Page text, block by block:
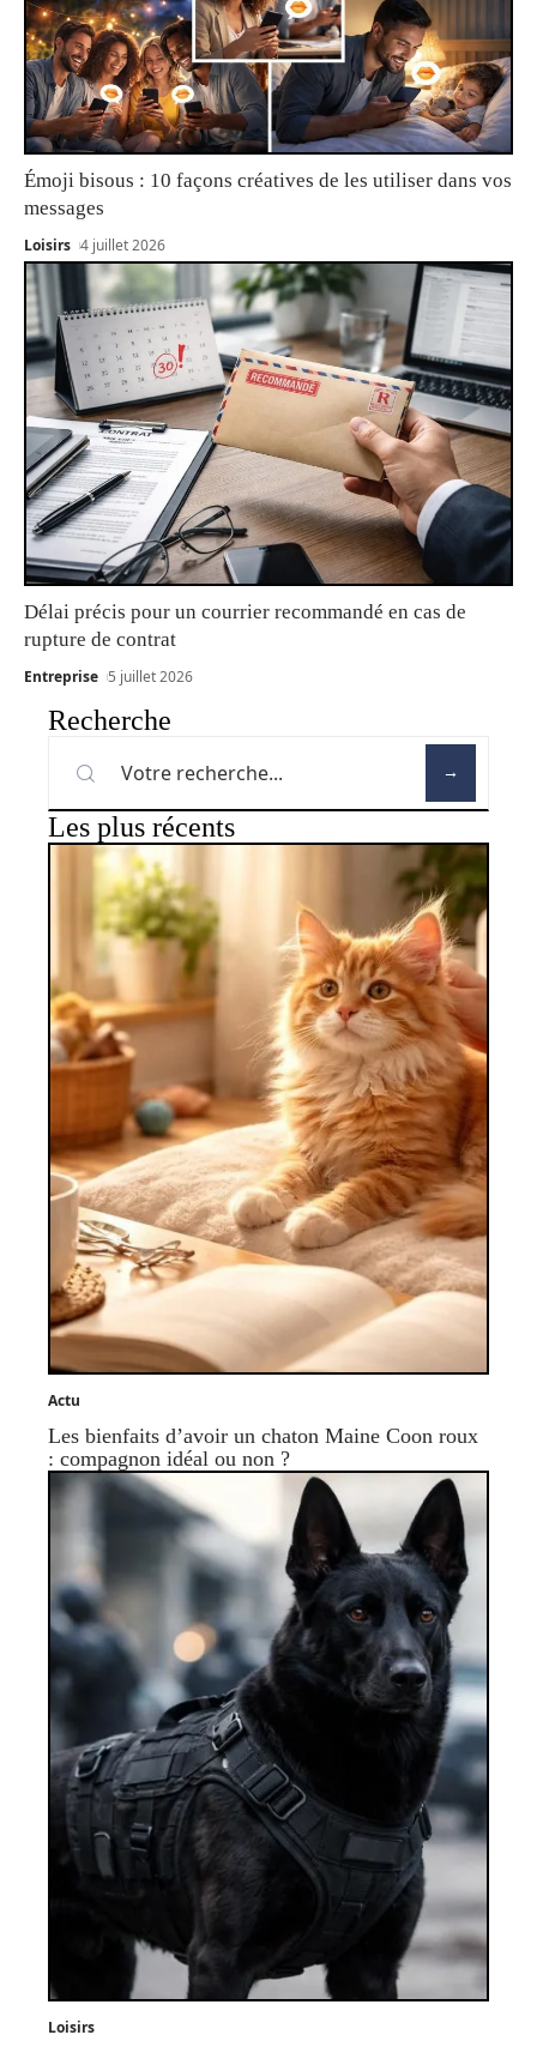
Émoji bisous : 10 façons créatives de les utiliser dans vos
messages
Loisirs 4 juillet 2026
Délai précis pour un courrier recommandé en cas de
rupture de contrat
Entreprise 5 juillet 2026
Recherche
Les plus récents
Actu
Les bienfaits d’avoir un chaton Maine Coon roux
: compagnon idéal ou non ?
Loisirs